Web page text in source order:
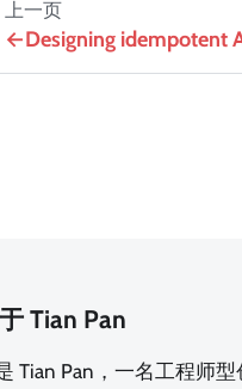
上一页
Designing idempotent
Tian Pan
Tian Pan，一名工程师